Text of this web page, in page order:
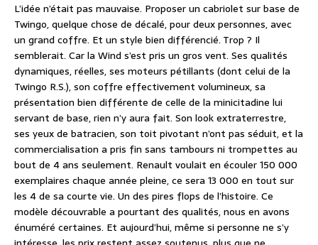
L’idée n’était pas mauvaise. Proposer un cabriolet sur base de
Twingo, quelque chose de décalé, pour deux personnes, avec
un grand coffre. Et un style bien différencié. Trop ? Il
semblerait. Car la Wind s’est pris un gros vent. Ses qualités
dynamiques, réelles, ses moteurs pétillants (dont celui de la
Twingo R.S.), son coffre effectivement volumineux, sa
présentation bien différente de celle de la minicitadine lui
servant de base, rien n’y aura fait. Son look extraterrestre,
ses yeux de batracien, son toit pivotant n’ont pas séduit, et la
commercialisation a pris fin sans tambours ni trompettes au
bout de 4 ans seulement. Renault voulait en écouler 150 000
exemplaires chaque année pleine, ce sera 13 000 en tout sur
les 4 de sa courte vie. Un des pires flops de l’histoire. Ce
modèle découvrable a pourtant des qualités, nous en avons
énuméré certaines. Et aujourd’hui, même si personne ne s’y